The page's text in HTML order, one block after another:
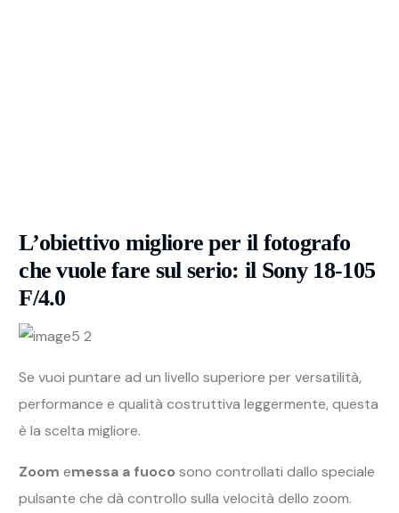
L’obiettivo migliore per il fotografo
che vuole fare sul serio: il Sony 18-105
F/4.0
Se vuoi puntare ad un livello superiore per versatilità,
performance e qualità costruttiva leggermente, questa
è la scelta migliore.
Zoom emessa a fuoco sono controllati dallo speciale
pulsante che dà controllo sulla velocità dello zoom.